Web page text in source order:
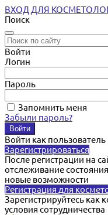
ВХОД ДЛЯ
Поиск
Войти
Логин
Пароль
Запомнить меня
Забыли пароль?
Войти как пользователь
Зарегистрироваться
После регистрации на
отслеживание
новые возможности
Регистрация для
Зарегистрируйтесь как
условия сотрудничества